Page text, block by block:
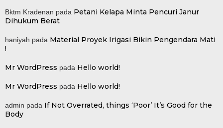
Bktm Kradenan pada Petani Kelapa Minta Pencuri Janur
Dihukum Berat
haniyah pada Material Proyek Irigasi Bikin Pengendara Mati
!
Mr WordPress pada Hello world!
Mr WordPress pada Hello world!
admin pada If Not Overrated, things ‘Poor’ It’s Good for the
Body